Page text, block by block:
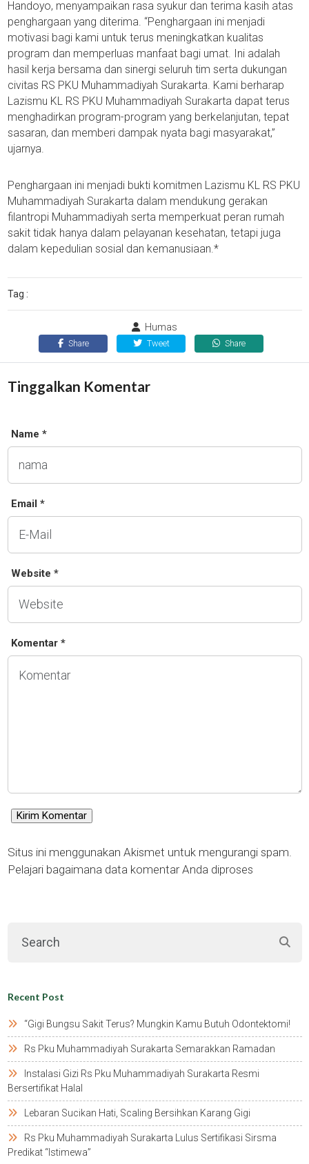
Handoyo, menyampaikan rasa syukur dan terima kasih atas
penghargaan yang diterima. “Penghargaan ini menjadi
motivasi bagi kami untuk terus meningkatkan kualitas
program dan memperluas manfaat bagi umat. Ini adalah
hasil kerja bersama dan sinergi seluruh tim serta dukungan
civitas RS PKU Muhammadiyah Surakarta. Kami berharap
Lazismu KL RS PKU Muhammadiyah Surakarta dapat terus
menghadirkan program-program yang berkelanjutan, tepat
sasaran, dan memberi dampak nyata bagi masyarakat,”
ujarnya.
Penghargaan ini menjadi bukti komitmen Lazismu KL RS PKU
Muhammadiyah Surakarta dalam mendukung gerakan
filantropi Muhammadiyah serta memperkuat peran rumah
sakit tidak hanya dalam pelayanan kesehatan, tetapi juga
dalam kepedulian sosial dan kemanusiaan.*
Tag :
Humas
Share Tweet Share
Tinggalkan Komentar
Name *
Email *
Website *
Komentar *
Situs ini menggunakan Akismet untuk mengurangi spam.
Pelajari bagaimana data komentar Anda diproses
Recent Post
“gigi Bungsu Sakit Terus? Mungkin Kamu Butuh Odontektomi!
Rs Pku Muhammadiyah Surakarta Semarakkan Ramadan
Instalasi Gizi Rs Pku Muhammadiyah Surakarta Resmi
Bersertifikat Halal
Lebaran Sucikan Hati, Scaling Bersihkan Karang Gigi
Rs Pku Muhammadiyah Surakarta Lulus Sertifikasi Sirsma
Predikat “istimewa”